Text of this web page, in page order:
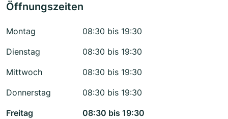
Öffnungszeiten
Montag
08:30 bis 19:30
Dienstag
08:30 bis 19:30
Mittwoch
08:30 bis 19:30
Donnerstag
08:30 bis 19:30
Freitag
08:30 bis 19:30